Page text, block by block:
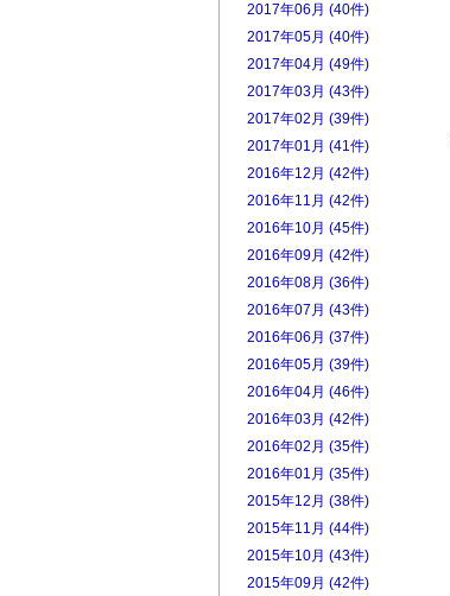
2017年06月 (40件)
2017年05月 (40件)
2017年04月 (49件)
2017年03月 (43件)
2017年02月 (39件)
2017年01月 (41件)
2016年12月 (42件)
2016年11月 (42件)
2016年10月 (45件)
2016年09月 (42件)
2016年08月 (36件)
2016年07月 (43件)
2016年06月 (37件)
2016年05月 (39件)
2016年04月 (46件)
2016年03月 (42件)
2016年02月 (35件)
2016年01月 (35件)
2015年12月 (38件)
2015年11月 (44件)
2015年10月 (43件)
2015年09月 (42件)